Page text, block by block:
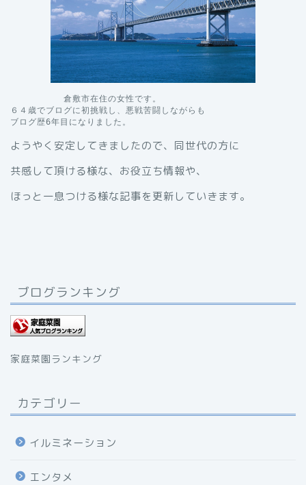
倉敷市在住の女性です。
６４歳でブログに初挑戦し、悪戦苦闘しながらも
ブログ歴6年目になりました。
ようやく安定してきましたので、同世代の方に
共感して頂ける様な、お役立ち情報や、
ほっと一息つける様な記事を更新していきます。
ブログランキング
家庭菜園ランキング
カテゴリー
イルミネーション
エンタメ